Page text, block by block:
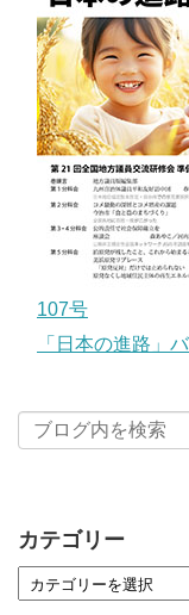
107号
「日本の進路」
カテゴリー